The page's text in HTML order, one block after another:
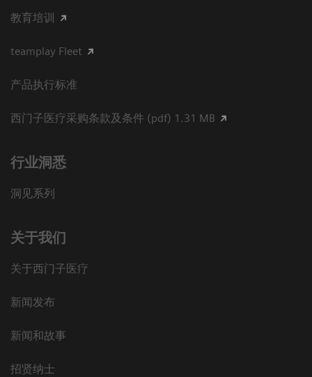
教育培训
teamplay Fleet
产品执行标准
西门子医疗采购条款及条件 (pdf) 1.31 MB
行业洞悉
洞见系列
关于我们
关于西门子医疗
新闻发布
新闻和故事
招贤纳士